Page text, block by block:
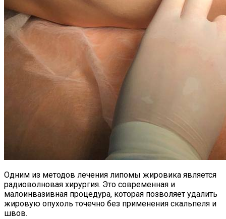
Одним из методов лечения липомы жировика является
радиоволновая хирургия. Это современная и
малоинвазивная процедура, которая позволяет удалить
жировую опухоль точечно без применения скальпеля и
швов.